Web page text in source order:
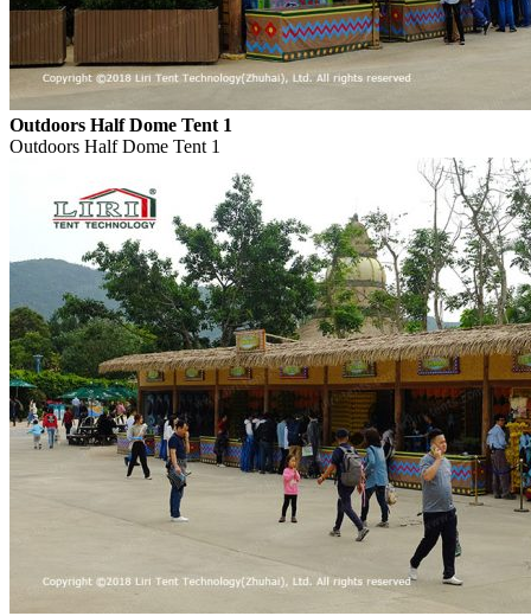
Outdoors Half Dome Tent 1
Outdoors Half Dome Tent 1